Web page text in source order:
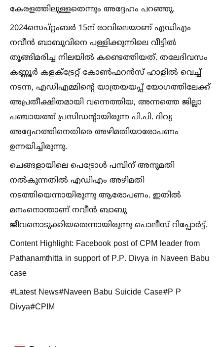
കേരളത്തിലുള്ളതെന്നും അദ്ദേഹം പറഞ്ഞു.
2024സെപ്റ്റംബർ 15ന് രാവിലെയാണ് എഡിഎം
നവീന്‍ ബാബുവിനെ പള്ളിക്കുന്നിലെ വീട്ടില്‍
തൂങ്ങിമരിച്ച നിലയില്‍ കണ്ടെത്തിയത്. തലേദിവസം
കണ്ണൂര്‍ കളക്‌ട്രേറ്റ് കോണ്‍ഫറന്‍സ് ഹാളില്‍ വെച്ച്‌
നടന്ന, എഡിഎമ്മിൻ്റെ യാത്രയയപ്പ് യോഗത്തിലേക്ക്
അപ്രതീക്ഷിതമായി വന്നെത്തിയ, അന്നത്തെ ജില്ലാ
പഞ്ചായത്ത് പ്രസിഡന്‍റായിരുന്ന പി.പി. ദിവ്യ
അദ്ദേഹത്തിനെതിരെ അഴിമതിയാരോപണം
ഉന്നയിച്ചിരുന്നു.
ചെങ്ങളായിലെ പെട്രോള്‍ പമ്പിന് അനുമതി
നല്‍കുന്നതില്‍ എഡിഎം അഴിമതി
നടത്തിയെന്നായിരുന്നു ആരോപണം. ഇതില്‍
മനംനൊന്താണ് നവീന്‍ ബാബു
ജീവനൊടുക്കിയതെന്നായിരുന്നു പൊലീസ് റിപ്പോര്‍ട്ട്.
Content Highlight: Facebook post of CPM leader from
Pathanamthitta in support of P.P. Divya in Naveen Babu
case
#Latest News#Naveen Babu Suicide Case#P P
Divya#CPIM